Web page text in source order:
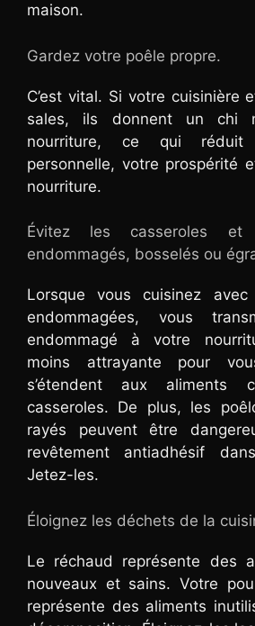
maison.
Gardez votre poêle propre.
C’est vital. Si votre cuisinière
sales, ils donnent un chi
nourriture, ce qui réduit
personnelle, votre prospérité
nourriture.
Évitez les casseroles et
endommagés, bosselés ou
Lorsque vous cuisinez
endommagées, vous
endommagé à votre
moins attrayante pour
s’étendent aux aliments
casseroles. De plus, les
rayés peuvent être
revêtement antiadhésif
Jetez-les.
Éloignez les déchets de la
Le réchaud représente des
nouveaux et sains. Votre
représente des aliments